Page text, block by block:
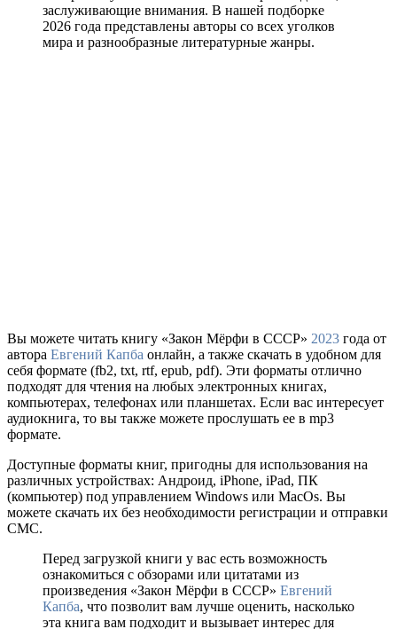
заслуживающие внимания. В нашей подборке
2026 года представлены авторы со всех уголков
мира и разнообразные литературные жанры.
Вы можете читать книгу «Закон Мёрфи в СССР» 2023 года от
автора Евгений Капба онлайн, а также скачать в удобном для
себя формате (fb2, txt, rtf, epub, pdf). Эти форматы отлично
подходят для чтения на любых электронных книгах,
компьютерах, телефонах или планшетах. Если вас интересует
аудиокнига, то вы также можете прослушать ее в mp3
формате.
Доступные форматы книг, пригодны для использования на
различных устройствах: Андроид, iPhone, iPad, ПК
(компьютер) под управлением Windows или MacOs. Вы
можете скачать их без необходимости регистрации и отправки
СМС.
Перед загрузкой книги у вас есть возможность
ознакомиться с обзорами или цитатами из
произведения «Закон Мёрфи в СССР» Евгений
Капба, что позволит вам лучше оценить, насколько
эта книга вам подходит и вызывает интерес для